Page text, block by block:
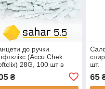
до ручки
(Accu Chek
28G, 100 шт в
₴
шт.
65